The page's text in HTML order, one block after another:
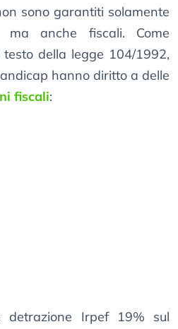
sono garantiti solamente
anche fiscali. Come
della legge 104/1992,
hanno diritto a delle
fiscali:
detrazione Irpef 19% sul